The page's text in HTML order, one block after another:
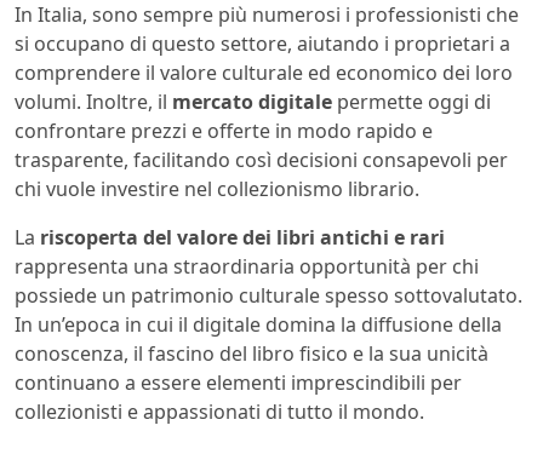
In Italia, sono sempre più numerosi i professionisti che
si occupano di questo settore, aiutando i proprietari a
comprendere il valore culturale ed economico dei loro
volumi. Inoltre, il mercato digitale permette oggi di
confrontare prezzi e offerte in modo rapido e
trasparente, facilitando così decisioni consapevoli per
chi vuole investire nel collezionismo librario.
La riscoperta del valore dei libri antichi e rari
rappresenta una straordinaria opportunità per chi
possiede un patrimonio culturale spesso sottovalutato.
In un’epoca in cui il digitale domina la diffusione della
conoscenza, il fascino del libro fisico e la sua unicità
continuano a essere elementi imprescindibili per
collezionisti e appassionati di tutto il mondo.